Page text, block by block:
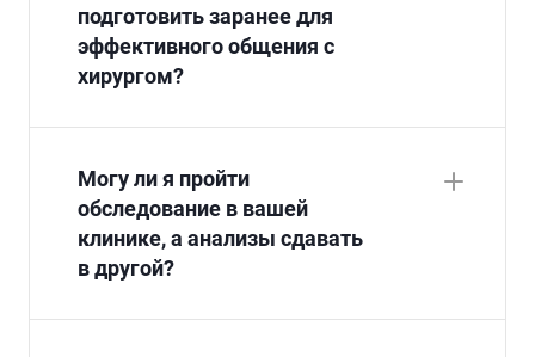
подготовить заранее для
эффективного общения с
хирургом?
Могу ли я пройти
обследование в вашей
клинике, а анализы сдавать
в другой?